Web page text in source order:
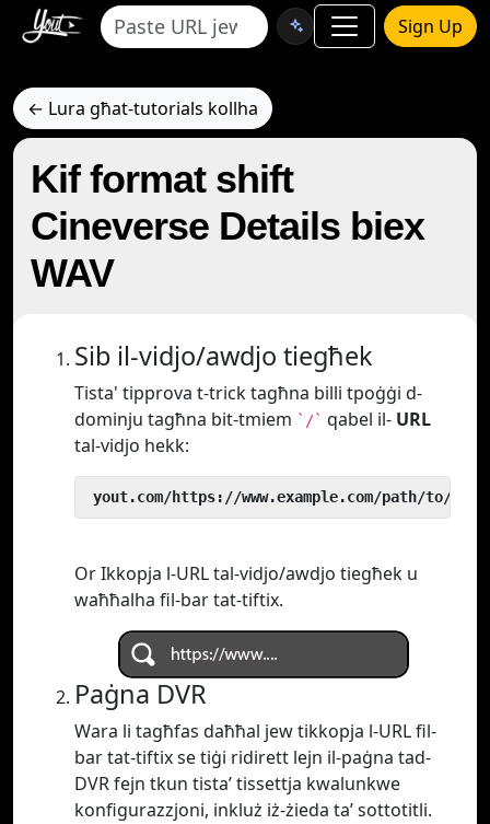
Sign Up
← Lura għat-tutorials kollha
Kif format shift
Cineverse Details biex
WAV
Sib il-vidjo/awdjo tiegħek
Tista' tipprova t-trick tagħna billi tpoġġi d-
dominju tagħna bit-tmiem `/` qabel il- URL
tal-vidjo hekk:
yout.com/https://www.example.com/path/to/
Or Ikkopja l-URL tal-vidjo/awdjo tiegħek u
waħħalha fil-bar tat-tiftix.
Paġna DVR
Wara li tagħfas daħħal jew tikkopja l-URL fil-
bar tat-tiftix se tiġi ridirett lejn il-paġna tad-
DVR fejn tkun tista’ tissettja kwalunkwe
konfigurazzjoni, inkluż iż-żieda ta’ sottotitli.